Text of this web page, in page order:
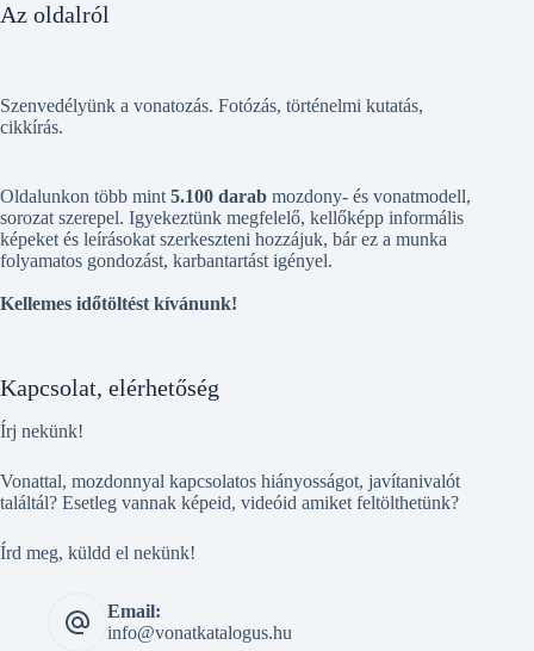
Az oldalról
Szenvedélyünk a vonatozás. Fotózás, történelmi kutatás,
cikkírás.
Oldalunkon több mint 5.100 darab mozdony- és vonatmodell,
sorozat szerepel. Igyekeztünk megfelelő, kellőképp informális
képeket és leírásokat szerkeszteni hozzájuk, bár ez a munka
folyamatos gondozást, karbantartást igényel.
Kellemes időtöltést kívánunk!
Kapcsolat, elérhetőség
Írj nekünk!
Vonattal, mozdonnyal kapcsolatos hiányosságot, javítanivalót
találtál? Esetleg vannak képeid, videóid amiket feltölthetünk?
Írd meg, küldd el nekünk!
Email:
info@vonatkatalogus.hu